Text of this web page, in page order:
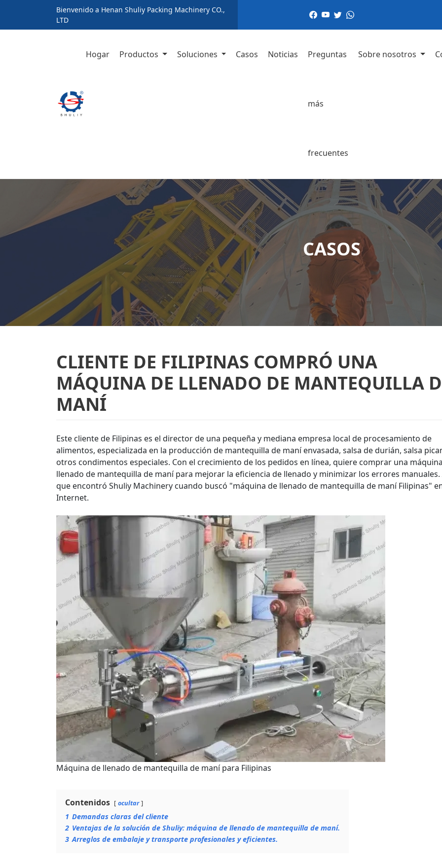
Bienvenido a Henan Shuliy Packing Machinery CO.,
LTD
Hogar Productos Soluciones Casos Noticias Preguntas
más
frecuentes
Sobre nosotros
CASOS
CLIENTE DE FILIPINAS COMPRÓ UNA
MÁQUINA DE LLENADO DE MANTEQUILLA
MANÍ
Este cliente de Filipinas es el director de una pequeña y mediana empresa local de procesamiento de
alimentos, especializada en la producción de mantequilla de maní envasada, salsa de durián, salsa
otros condimentos especiales. Con el crecimiento de los pedidos en línea, quiere comprar una
llenado de mantequilla de maní para mejorar la eficiencia de llenado y minimizar los errores manuales.
que encontró Shuliy Machinery cuando buscó "máquina de llenado de mantequilla de maní Filipinas"
Internet.
Máquina de llenado de mantequilla de maní para Filipinas
Contenidos ocultar
1 Demandas claras del cliente
2 Ventajas de la solución de Shuliy: máquina de llenado de mantequilla de maní.
3 Arreglos de embalaje y transporte profesionales y eficientes.